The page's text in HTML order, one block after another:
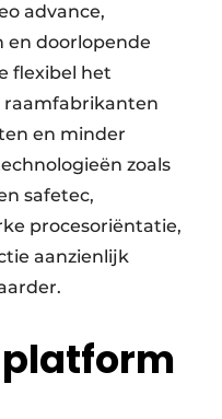
advance,
en doorlopende
flexibel het
raamfabrikanten
en minder
zoals
safetec,
procesoriëntatie,
aanzienlijk